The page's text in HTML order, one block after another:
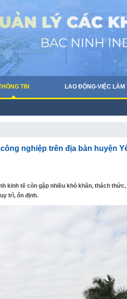
TIN LAO ĐỘNG-VIỆC LÀM
nghiệp trên địa bàn huyện
kinh tế còn gặp nhiều khó khăn, thách
trì, ổn định.